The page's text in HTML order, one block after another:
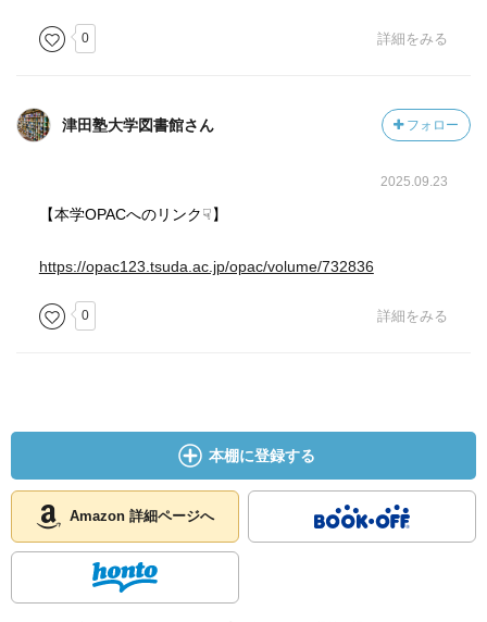
0 詳細をみる
津田塾大学図書館さん フォロー
2025.09.23
【本学OPACへのリンク☟】
https://opac123.tsuda.ac.jp/opac/volume/732836
0 詳細をみる
本棚に登録する
Amazon 詳細ページへ